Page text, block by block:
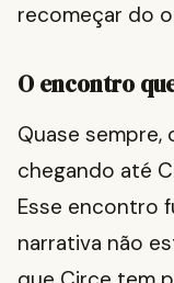
recomeçar do
O encontro
Quase sempre,
chegando até
Esse encontro
narrativa não